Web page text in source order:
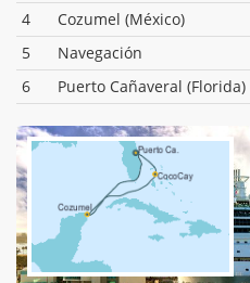
4
Cozumel (México)
5
Navegación
6
Puerto Cañaveral (Florida)